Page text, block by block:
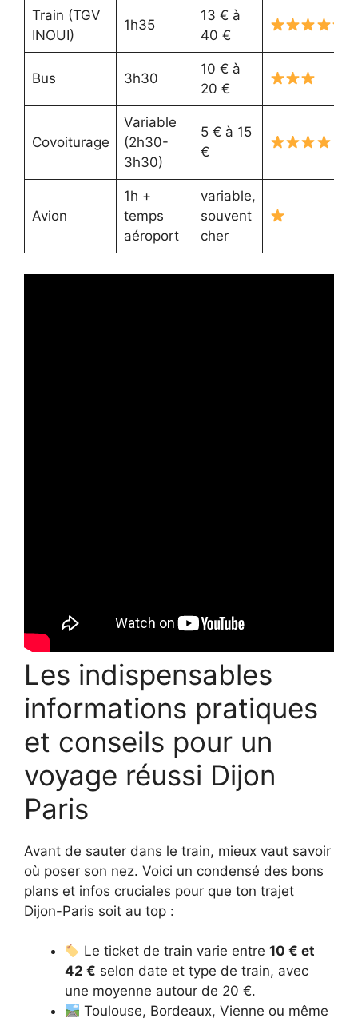
Train (TGV
INOUI)
1h35
13 € à
40 €
Bus 3h30
10 € à
20 €
Covoiturage
Variable
(2h30-
3h30)
5 € à 15
€
Avion
1h +
temps
aéroport
variable,
souvent
cher
Les indispensables
informations pratiques
et conseils pour un
voyage réussi Dijon
Paris
Avant de sauter dans le train, mieux vaut savoir
où poser son nez. Voici un condensé des bons
plans et infos cruciales pour que ton trajet
Dijon-Paris soit au top :
Le ticket de train varie entre10 € et
42 € selon date et type de train, avec
une moyenne autour de 20 €.
Toulouse, Bordeaux, Vienne ou même